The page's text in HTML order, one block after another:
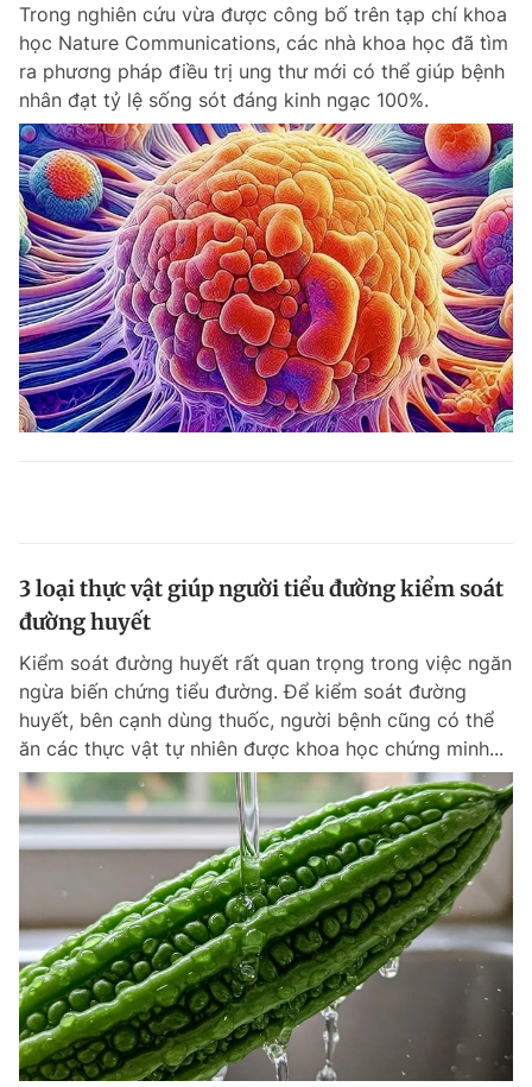
Trong nghiên cứu vừa được công bố trên tạp chí khoa
học Nature Communications, các nhà khoa học đã tìm
ra phương pháp điều trị ung thư mới có thể giúp bệnh
nhân đạt tỷ lệ sống sót đáng kinh ngạc 100%.
3 loại thực vật giúp người tiểu đường kiểm soát
đường huyết
Kiểm soát đường huyết rất quan trọng trong việc ngăn
ngừa biến chứng tiểu đường. Để kiểm soát đường
huyết, bên cạnh dùng thuốc, người bệnh cũng có thể
ăn các thực vật tự nhiên được khoa học chứng minh...